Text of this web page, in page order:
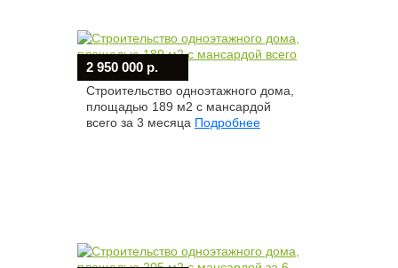
2 950 000 р.
Строительство одноэтажного дома,
площадью 189 м2 с мансардой
всего за 3 месяца Подробнее